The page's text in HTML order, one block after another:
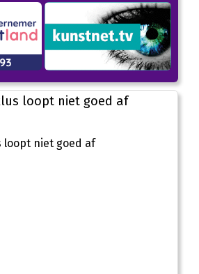
loopt niet goed af